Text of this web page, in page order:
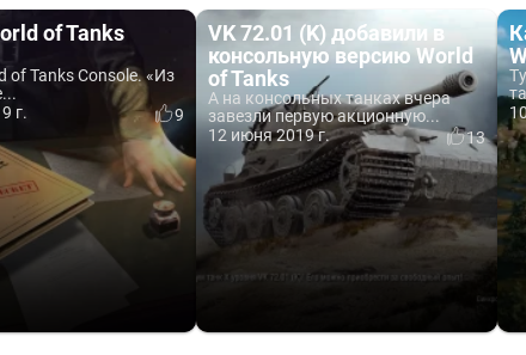
of Tanks
of Tanks Console. «Из
г.
9
VK 72.01 (K) добавили в
консольную версию World
of Tanks
А на консольных танках вчера
завезли первую акционную...
12 июня 2019 г.
13